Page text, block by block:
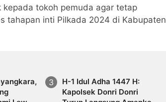
kepada tokoh pemuda agar tetap
tahapan inti Pilkada 2024 di Kabupaten
H-1 Idul Adha 1447 H:
Kapolsek Donri Donri